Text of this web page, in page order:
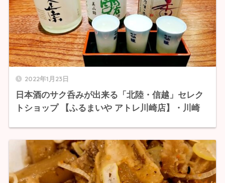
2022年1月23日
日本酒のサク呑みが出来る「北陸・信越」セレク
トショップ 【ふるまいや アトレ川崎店】・川崎